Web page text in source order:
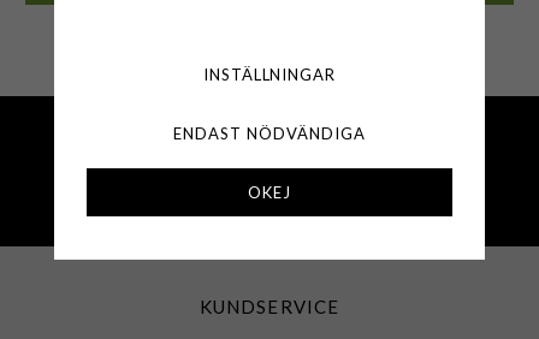
Fri frakt över 500 kr
250 000+ nöjda kunder sedan 2008
Öppet köp 30 dagar
KUNDSERVICE
INSTÄLLNINGAR
ENDAST NÖDVÄNDIGA
OKEJ